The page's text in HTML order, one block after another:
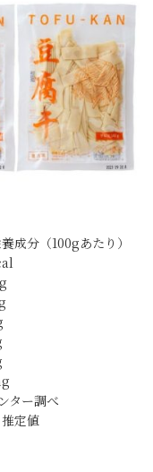
成分（100gあたり）
ター調べ
定値